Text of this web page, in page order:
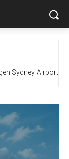
Sydney Airport